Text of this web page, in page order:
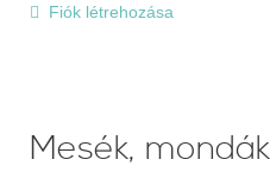
Fiók létrehozása
Mesék, mondák